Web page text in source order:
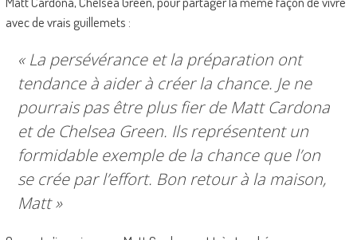
avec de vrais guillemets :
« La persévérance et la préparation ont
tendance à aider à créer la chance. Je ne
pourrais pas être plus fier de Matt Cardona
et de Chelsea Green. Ils représentent un
formidable exemple de la chance que l’on
se crée par l’effort. Bon retour à la maison,
Matt »